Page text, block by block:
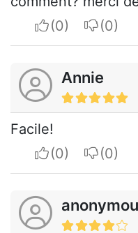
I apreciate
I do
Annie
Facile!
I apreciate
I do